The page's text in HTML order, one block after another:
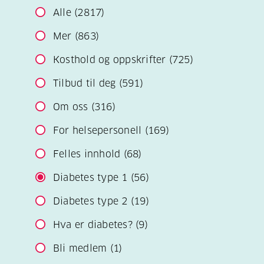
Alle (2817)
Mer (863)
Kosthold og oppskrifter (725)
Tilbud til deg (591)
Om oss (316)
For helsepersonell (169)
Felles innhold (68)
Diabetes type 1 (56)
Diabetes type 2 (19)
Hva er diabetes? (9)
Bli medlem (1)